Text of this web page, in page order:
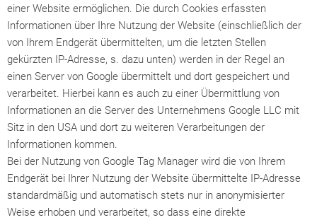
einer Website ermöglichen. Die durch Cookies erfassten
Informationen über Ihre Nutzung der Website (einschließlich der
von Ihrem Endgerät übermittelten, um die letzten Stellen
gekürzten IP-Adresse, s. dazu unten) werden in der Regel an
einen Server von Google übermittelt und dort gespeichert und
verarbeitet. Hierbei kann es auch zu einer Übermittlung von
Informationen an die Server des Unternehmens Google LLC mit
Sitz in den USA und dort zu weiteren Verarbeitungen der
Informationen kommen.
Bei der Nutzung von Google Tag Manager wird die von Ihrem
Endgerät bei Ihrer Nutzung der Website übermittelte IP-Adresse
standardmäßig und automatisch stets nur in anonymisierter
Weise erhoben und verarbeitet, so dass eine direkte